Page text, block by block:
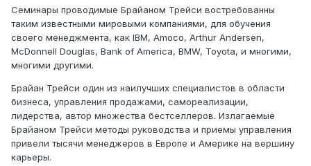
Семинары проводимые Брайаном Трейси востребованны
таким известными мировыми компаниями, для обучения
своего менеджмента, как IBM, Amoco, Arthur Andersen,
McDonnell Douglas, Bank of America, BMW, Toyota, и многими,
многими другими.
Брайан Трейси один из наилучших специалистов в области
бизнеса, управления продажами, самореализации,
лидерства, автор множества бестселлеров. Излагаемые
Брайаном Трейси методы руководства и приемы управления
привели тысячи менеджеров в Европе и Америке на вершину
карьеры.